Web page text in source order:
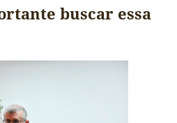
buscar essa